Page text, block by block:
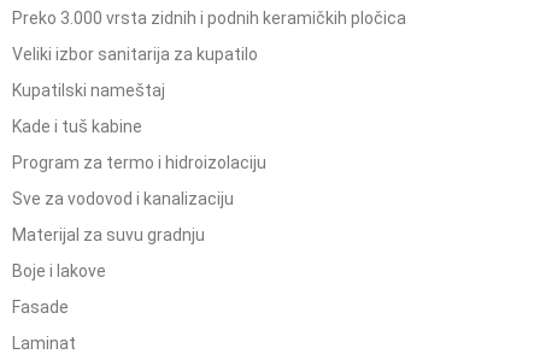
Preko 3.000 vrsta zidnih i podnih keramičkih pločica
Veliki izbor sanitarija za kupatilo
Kupatilski nameštaj
Kade i tuš kabine
Program za termo i hidroizolaciju
Sve za vodovod i kanalizaciju
Materijal za suvu gradnju
Boje i lakove
Fasade
Laminat